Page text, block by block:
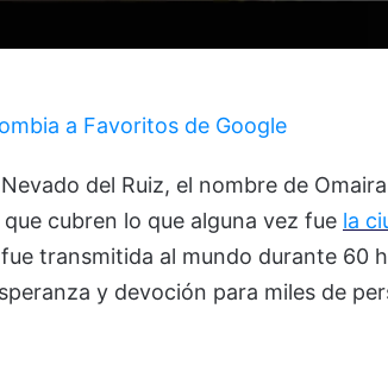
a Favoritos de Google
del Ruiz, el nombre de
cubren lo que alguna vez fue la
transmitida al mundo durante 60
y devoción para miles de